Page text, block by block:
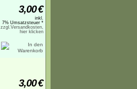
3,00€
inkl.
7% Umsatzsteuer *
zzgl.Versandkosten,
hier klicken
3,00€